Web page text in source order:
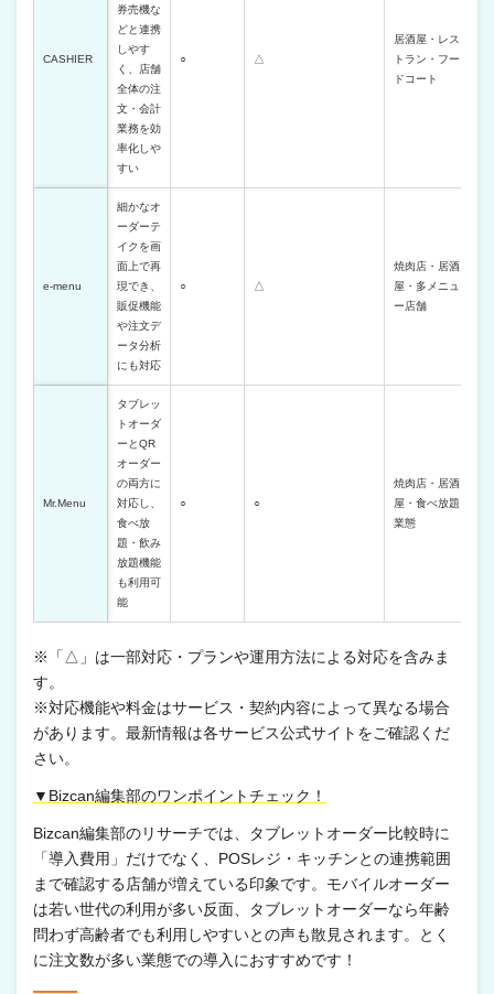
CASHIER
券売機な
どと連携
しやす
く、店舗
全体の注
文・会計
業務を効
率化しや
すい
○ △
居酒屋・レス
トラン・フー
ドコート
e-menu
細かなオ
ーダーテ
イクを画
面上で再
現でき、
販促機能
や注文デ
ータ分析
にも対応
○ △
焼肉店・居酒
屋・多メニュ
ー店舗
Mr.Menu
タブレッ
トオーダ
ーとQR
オーダー
の両方に
対応し、
食べ放
題・飲み
放題機能
も利用可
能
○ ○
焼肉店・居酒
屋・食べ放題
業態
※「△」は一部対応・プランや運用方法による対応を含みま
す。
※対応機能や料金はサービス・契約内容によって異なる場合
があります。最新情報は各サービス公式サイトをご確認くだ
さい。
▼Bizcan編集部のワンポイントチェック！
Bizcan編集部のリサーチでは、タブレットオーダー比較時に
「導入費用」だけでなく、POSレジ・キッチンとの連携範囲
まで確認する店舗が増えている印象です。モバイルオーダー
は若い世代の利用が多い反面、タブレットオーダーなら年齢
問わず高齢者でも利用しやすいとの声も散見されます。とく
に注文数が多い業態での導入におすすめです！